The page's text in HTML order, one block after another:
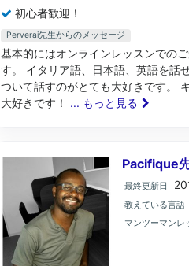
初心者歓迎！
Perverai先生からのメッセージ
基本的にはオンラインレッスンでの
す。 イタリア語、日本語、英語を話
ついて話すのがとても大好きです。
大好きです！ ... もっと見る
Pacifique
最終更新日
教えている言語
マンツーマンレ